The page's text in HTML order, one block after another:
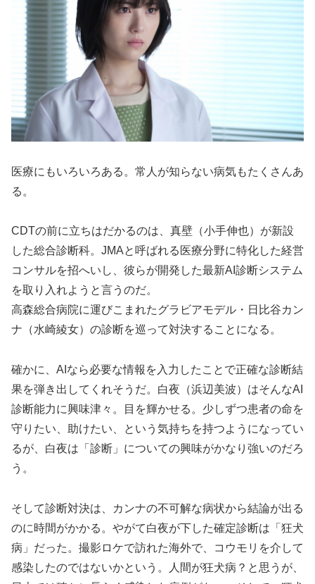
医療にもいろいろある。常人が知らない病気もたくさんあ
る。
CDTの前に立ちはだかるのは、真壁（小手伸也）が新設
した総合診断科。JMAと呼ばれる医療分野に特化した経営
コンサルを招へいし、彼らが開発した最新AI診断システム
を取り入れようと言うのだ。
高森総合病院に運びこまれたグラビアモデル・日比谷カン
ナ（水崎綾女）の診断を巡って対決することになる。
確かに、AIなら必要な情報を入力したことで正確な診断結
果を弾き出してくれそうだ。白夜（浜辺美波）はそんなAI
診断能力に興味津々。目を輝かせる。少しずつ患者の命を
守りたい、助けたい、という気持ちを持つようになってい
るが、白夜は「診断」についての興味がかなり強いのだろ
う。
そして診断対決は、カンナの不可解な病状から結論が出る
のに時間がかかる。やがて白夜が下した確定診断は「狂犬
病」だった。撮影ロケで訪れた海外で、コウモリを介して
感染したのではないかという。人間が狂犬病？と思うが、